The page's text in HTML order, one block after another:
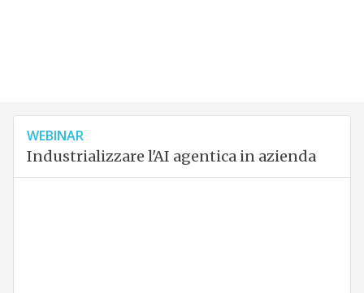
WEBINAR
Industrializzare l'AI agentica in azienda